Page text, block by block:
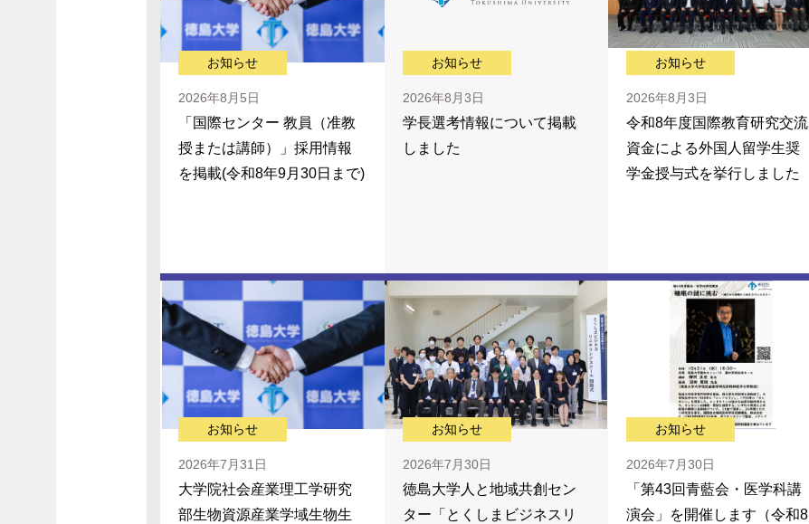
お知らせ
2026年8月5日
「国際センター 教員（准教
授または講師）」採用情報
を掲載(令和8年9月30日まで)
お知らせ
2026年8月3日
学長選考情報について掲載
しました
お知らせ
2026年8月3日
令和8年度国際教育研究交流
資金による外国人留学生奨
学金授与式を挙行しました
お知らせ
2026年7月31日
大学院社会産業理工学研究
部生物資源産業学域生物生
お知らせ
2026年7月30日
徳島大学人と地域共創セン
ター「とくしまビジネスリ
お知らせ
2026年7月30日
「第43回青藍会・医学科講
演会」を開催します（令和8